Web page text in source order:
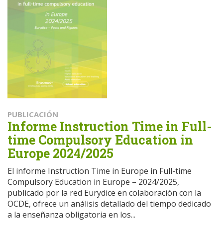
PUBLICACIÓN
Informe Instruction Time in Full-
time Compulsory Education in
Europe 2024/2025
El informe Instruction Time in Europe in Full-time
Compulsory Education in Europe – 2024/2025,
publicado por la red Eurydice en colaboración con la
OCDE, ofrece un análisis detallado del tiempo dedicado
a la enseñanza obligatoria en los...